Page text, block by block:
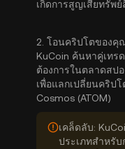
เกิดการสูญเสียทรัพ
2. โอนคริปโตของคุ
KuCoin ค้นหาคู่เทร
ต้องการในตลาดสป
เพื่อแลกเปลี่ยนคริป
Cosmos (ATOM)
เคล็ดลับ:
ประเภทสำหรั